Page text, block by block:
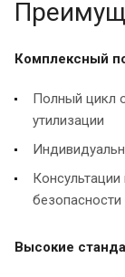
Комплексный
Полный цикл
утилизации
безопасности
Высокие